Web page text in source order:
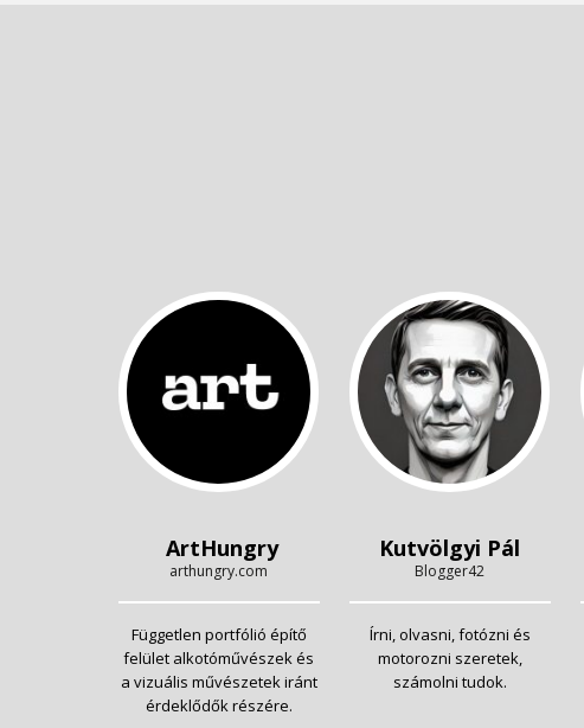
ArtHungry
arthungry.com
Független portfólió építő
felület alkotóművészek és
a vizuális művészetek iránt
érdeklődők részére.
Kutvölgyi Pál
Blogger42
Írni, olvasni, fotózni és
motorozni szeretek,
számolni tudok.